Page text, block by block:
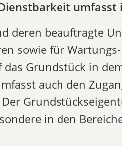
umfasst
deren beauftragte
sowie für
Grundstück in
auch den
in den